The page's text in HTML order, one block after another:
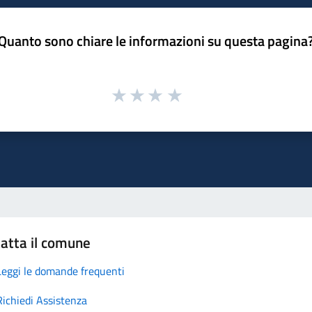
sono chiare le informazioni su questa
il comune
le domande frequenti
Assistenza